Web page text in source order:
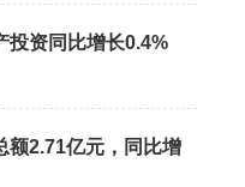
投资同比增长0.4%
额2.71亿元，同比增